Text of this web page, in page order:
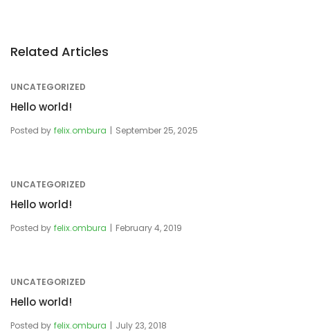
Related Articles
UNCATEGORIZED
Hello world!
Posted by felix.ombura September 25, 2025
UNCATEGORIZED
Hello world!
Posted by felix.ombura February 4, 2019
UNCATEGORIZED
Hello world!
Posted by felix.ombura July 23, 2018